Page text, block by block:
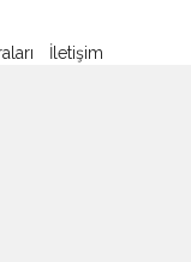
İletişim